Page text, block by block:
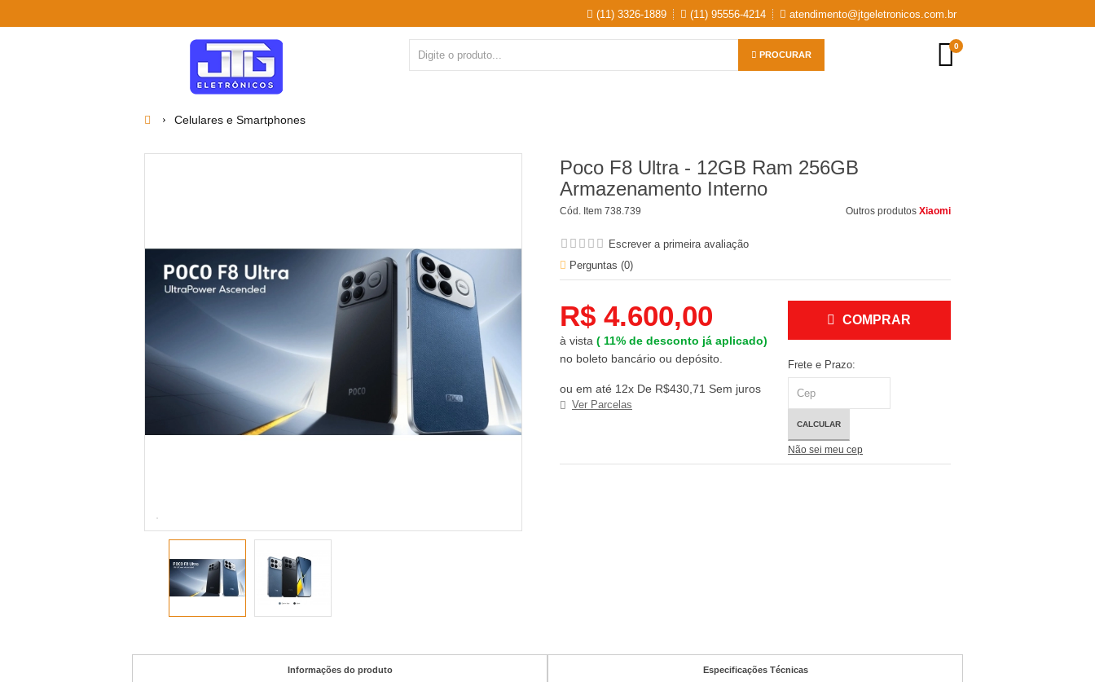
(11) 3326-1889 (11) 95556-4214 atendimento@jtgeletronicos.com.br
PROCURAR
0
Celulares e Smartphones
Poco F8 Ultra - 12GB Ram 256GB
Armazenamento Interno
Cód. Item 738.739 Outros produtos Xiaomi
Escrever a primeira avaliação
Perguntas (0)
R$ 4.600,00
à vista ( 11% de desconto já aplicado)
no boleto bancário ou depósito.
ou em até 12x De R$430,71 Sem juros
Ver Parcelas
COMPRAR
Frete e Prazo:
CALCULAR
Não sei meu cep
Informações do produto Especificações Técnicas